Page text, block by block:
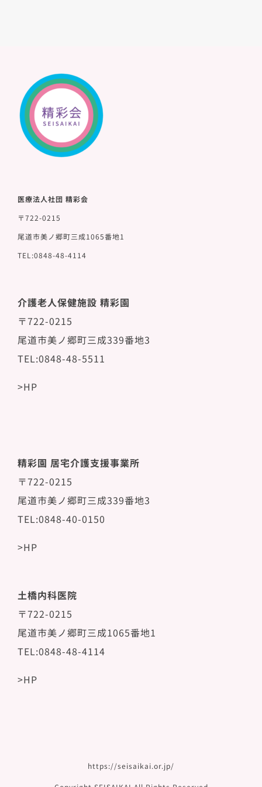
医療法人社団 精彩会
〒722-0215
尾道市美ノ郷町三成1065番地1
TEL:0848-48-4114
介護老人保健施設 精彩園
〒722-0215
尾道市美ノ郷町三成339番地3
TEL:0848-48-5511
>HP
精彩園 居宅介護支援事業所
〒722-0215
尾道市美ノ郷町三成339番地3
TEL:0848-40-0150
>HP
土橋内科医院
〒722-0215
尾道市美ノ郷町三成1065番地1
TEL:0848-48-4114
>HP
https://seisaikai.or.jp/